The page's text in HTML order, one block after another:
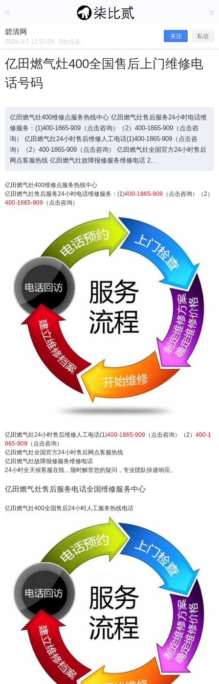
碧清网
2026-3-7 12:57:09 0次点击
关注 私信
亿田燃气灶400全国售后上门维修电
话号码
亿田燃气灶400维修点服务热线中心 亿田燃气灶售后服务24小时电话维
修服务：(1)400-1865-909（点击咨询）（2）400-1865-909（点击咨
询） 亿田燃气灶24小时售后维修人工电话(1)400-1865-909（点击咨
询）（2）400-1865-909（点击咨询） 亿田燃气灶全国官方24小时售后
网点客服热线 亿田燃气灶故障报修服务维修电话 2...
亿田燃气灶400维修点服务热线中心
亿田燃气灶售后服务24小时电话维修服务：(1)400-1865-909 （点击咨询）（2）
400-1865-909 （点击咨询）
亿田燃气灶24小时售后维修人工电话(1)400-1865-909 （点击咨询）（2） 400-1
865-909 （点击咨询）
亿田燃气灶全国官方24小时售后网点客服热线
亿田燃气灶故障报修服务维修电话
24小时全天候客服在线，随时解答您的疑问，专业团队快速响应。
亿田燃气灶售后服务电话全国维修服务中心
亿田燃气灶400全国售后24小时人工服务热线电话
亿田燃气灶400全国售后上门维修电话
亿田燃气灶400维修点服务热线中心 亿田燃气灶售
后服务24小时电话维修服务：(1)400-1865-909（点
击咨询）（2）400-1865-909（点击咨询） 亿田燃
气灶24小时售后维修人工电话(1)400-1865-909（点
击咨询）（2）400-1865-909（点击咨询） 亿田燃
气灶全国官方24小时售后网点客服热线 亿田燃气灶
故障报修服务维修电话 2...
扫描二维码继续阅读